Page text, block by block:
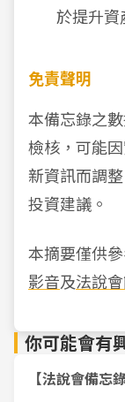
於提升資
免責聲明
本備忘錄之
檢核，可能
新資訊而調
投資建議。
本摘要僅供
影音及法說
你可能會有
【法說會備忘